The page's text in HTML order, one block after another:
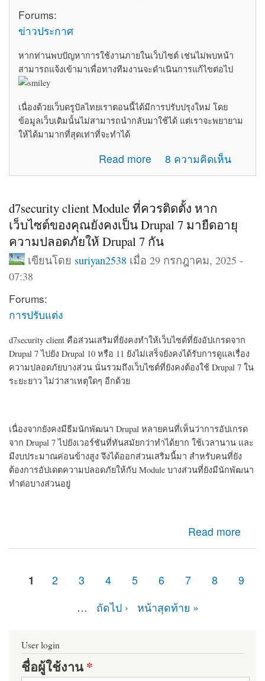
Forums:
ข่าวประกาศ
หากท่านพบปัญหาการใช้งานภายในเว็บไซต์ เช่นไม่พบหน้า
สามารถแจ้งเข้ามาเพื่อทางทีมงานจะดำเนินการแก้ไขต่อไป
เนื่องด้วยเว็บดรูปัลไทยเราตอนนี้ได้มีการปรับปรุงใหม่ โดย
ข้อมูลเว็บเดิมนั้นไม่สามารถนำกลับมาใช้ได้ แต่เราจะพยายาม
ให้ได้มามากที่สุดเท่าที่จะทำได้
Read more
about แจ้งปัญหาการใช้งานภายในเว็บไซต์8 ความคิดเห็น
d7security client Module ที่ควรติดตั้ง หาก
เว็บไซต์ของคุณยังคงเป็น Drupal 7 มายืดอายุ
ความปลอดภัยให้ Drupal 7 กัน
เขียนโดย suriyan2538 เมื่อ 29 กรกฎาคม, 2025 -
07:38
Forums:
การปรับแต่ง
d7security client คือส่วนเสริมที่ยังคงทำให้เว็บไซต์ที่ยังอัปเกรดจาก
Drupal 7 ไปยัง Drupal 10 หรือ 11 ยังไม่เสร็จยังคงได้รับการดูแลเรื่อง
ความปลอดภัยบางส่วน นั่นรวมถึงเว็บไซต์ที่ยังคงต้องใช้ Drupal 7 ใน
ระยะยาว ไม่ว่าสาเหตุใดๆ อีกด้วย
เนื่องจากยังคงมีธีมนักพัฒนา Drupal หลายคนที่เห็นว่าการอัปเกรด
จาก Drupal 7 ไปยังเวอร์ชันที่ทันสมัยกว่าทำได้ยาก ใช้เวลานาน และ
มีงบประมาณค่อนข้างสูง จึงได้ออกส่วนเสริมนี้มา สำหรับคนที่ยัง
ต้องการอัปเดตความปลอดภัยให้กับ Module บางส่วนที่ยังมีนักพัฒนา
ทำต่อบางส่วนอยู่
Read more
about d7security client Module ที่ควรติดตั้ง หากเว็บไซต์
ของคุณยังคงเป็น Drupal 7 มายืดอายุความปลอดภัยให้
1 2 3 4 5 6 7 8
9
…
ถัดไป › หน้าสุดท้าย »
User login
ชื่อผู้ใช้งาน*